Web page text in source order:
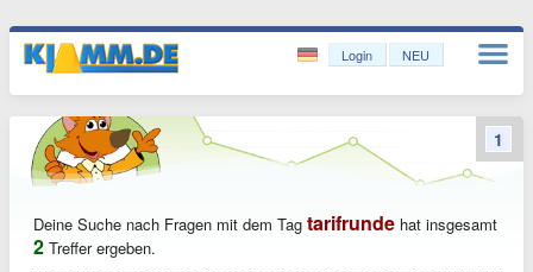
Login NEU
Deine Suche nach Fragen mit dem Tag tarifrunde hat insgesamt
2 Treffer ergeben.
1